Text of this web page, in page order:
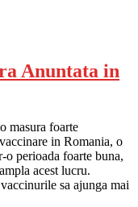
Anuntata in
masura foarte
in Romania, o
o perioada foarte buna,
acest lucru.
sa ajunga mai